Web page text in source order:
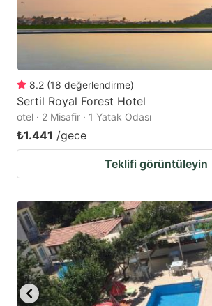
8.2 (18 değerlendirme)
Sertil Royal Forest Hotel
otel · 2 Misafir · 1 Yatak Odası
₺1.441 /gece
Teklifi görüntüleyin